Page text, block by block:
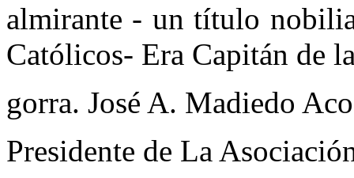
almirante - un título
Católicos- Era Capitán de
gorra. José A. Madiedo
Presidente de La